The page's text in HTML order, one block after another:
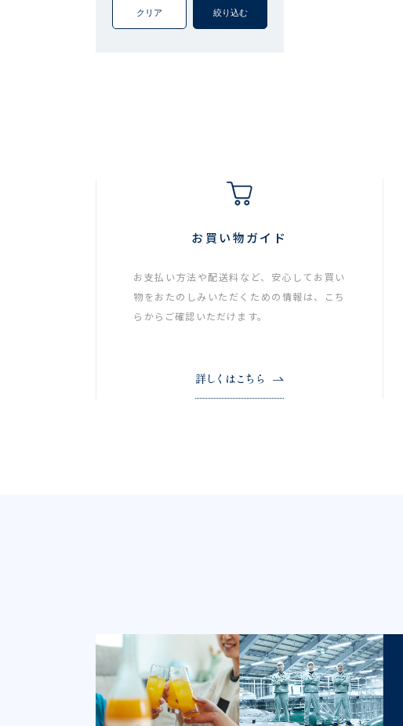
クリア 絞り込む
お買い物ガイド
お支払い方法や配送料など、安心してお買い
物をおたのしみいただくための情報は、こち
らからご確認いただけます。
詳しくはこちら